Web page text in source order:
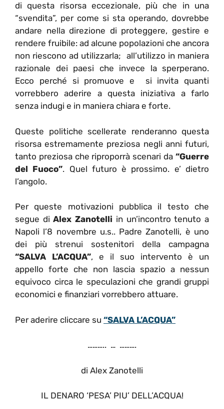
di questa risorsa eccezionale, più che in una
“svendita”, per come si sta operando, dovrebbe
andare nella direzione di proteggere, gestire e
rendere fruibile: ad alcune popolazioni che ancora
non riescono ad utilizzarla; all’utilizzo in maniera
razionale dei paesi che invece la sperperano.
Ecco perché si promuove e si invita quanti
vorrebbero aderire a questa iniziativa a farlo
senza indugi e in maniera chiara e forte.
Queste politiche scellerate renderanno questa
risorsa estremamente preziosa negli anni futuri,
tanto preziosa che riproporrà scenari da “Guerre
del Fuoco”. Quel futuro è prossimo. e’ dietro
l’angolo.
Per queste motivazioni pubblica il testo che
segue diAlex Zanotelli in un’incontro tenuto a
Napoli l’8 novembre u.s.. Padre Zanotelli, è uno
dei più strenui sostenitori della campagna
“SALVA L’ACQUA”, e il suo intervento è un
appello forte che non lascia spazio a nessun
equivoco circa le speculazioni che grandi gruppi
economici e finanziari vorrebbero attuare.
Per aderire cliccare su “SALVA L’ACQUA”
……….. … ……….
di Alex Zanotelli
IL DENARO ‘PESA’ PIU’ DELL’ACQUA!